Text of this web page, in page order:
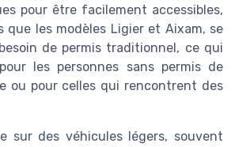
pour être facilement accessibles,
que les modèles Ligier et Aixam, se
de permis traditionnel, ce qui
les personnes sans permis de
ou pour celles qui rencontrent des
sur des véhicules légers, souvent